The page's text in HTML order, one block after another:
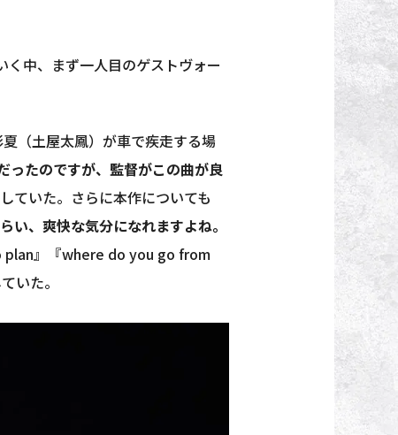
中、まず一人目のゲストヴォー
（土屋太鳳）が車で疾走する場
ったのですが、監督がこの曲が良
ていた。さらに本作についても
、爽快な気分になれますよね。
plan』『where do you go from
いた。